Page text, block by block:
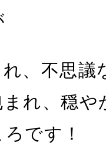
、不思議
れ、穏や
です！